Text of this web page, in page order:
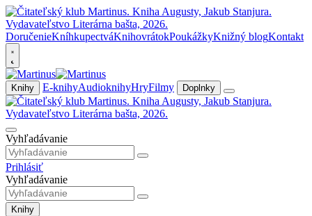
DoručenieKníhkupectváKnihovrátokPoukážkyKnižný blogKontakt
Knihy E-knihyAudioknihyHryFilmy Doplnky
Vyhľadávanie
Prihlásiť
Vyhľadávanie
Knihy